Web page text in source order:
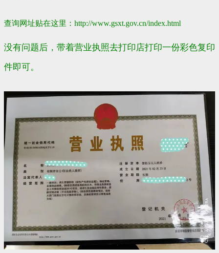
查询网址贴在这里： http://www.gsxt.gov.cn/index.html
没有问题后，带着营业执照去打印店打印一份彩色复印
件即可。